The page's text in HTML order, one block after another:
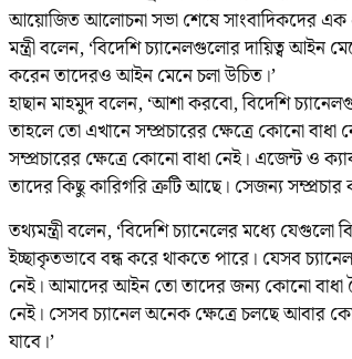
আয়োজিত আলোচনা সভা শেষে সাংবাদিকদের এক
মন্ত্রী বলেন, ‘বিদেশি চ্যানেলগুলোর দায়িত্ব আইন
করেন তাদেরও আইন মেনে চলা উচিত।’
হাছান মাহমুদ বলেন, ‘আশা করবো, বিদেশি
তাহলে তো এখানে সম্প্রচারের ক্ষেত্রে কোনো
সম্প্রচারের ক্ষেত্রে কোনো বাধা নেই। এজেন্ট ও
তাদের কিছু কারিগরি ত্রুটি আছে। সেজন্য
তথ্যমন্ত্রী বলেন, ‘বিদেশি চ্যানেলের মধ্যে
ইচ্ছাকৃতভাবে বন্ধ করে থাকতে পারে। যেসব
নেই। আমাদের আইন তো তাদের জন্য কোনো বাধা
নেই। সেসব চ্যানেল অনেক ক্ষেত্রে চলছে আবার
যাবে।’